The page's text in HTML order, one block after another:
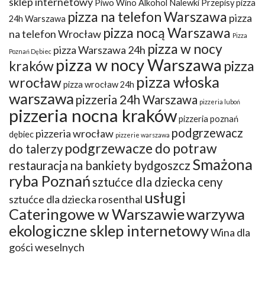
Piwo Wino Alkohol Nalewki Przepisypizza
24h Warszawa pizza na telefon Warszawa pizza
na telefon Wrocław pizza nocą Warszawa Pizza
Poznań Dębiec pizza Warszawa 24h pizza w nocy
krakówpizza w nocy Warszawa pizza
wrocławpizza wrocław 24h pizza włoska
warszawa pizzeria 24h Warszawa pizzeria luboń
pizzeria nocna krakówpizzeria poznań
dębiec pizzeria wrocław pizzerie warszawa podgrzewacz
do talerzy podgrzewacze do potraw
restauracja na bankiety bydgoszcz Smażona
ryba Poznań sztućce dla dziecka ceny
sztućce dla dziecka rosenthal usługi
Cateringowe w Warszawiewarzywa
ekologiczne sklep internetowyWina dla
gości weselnych